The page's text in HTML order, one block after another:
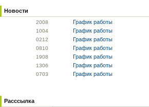
Новости
2008 График работы
1004 График работы
0212 График работы
0810 График работы
1908 График работы
1306 График работы
0703 График работы
Расссылка